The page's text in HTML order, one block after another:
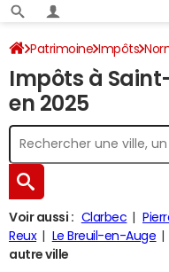
Patrimoine Impôts
Impôt sur le revenu
Impôts à
en 2025
Voir aussi : Clarbec
Reux
Le Breuil-en-Auge
autre ville